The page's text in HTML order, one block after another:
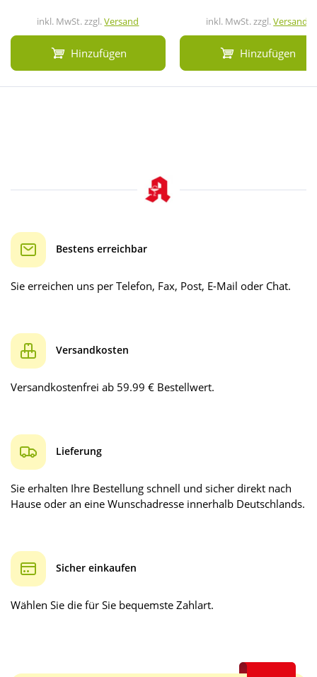
inkl. MwSt. zzgl.Versand
Hinzufügen
inkl. MwSt. zzgl.Versand
Hinzufügen
Bestens erreichbar
Sie erreichen uns per Telefon, Fax, Post, E-Mail oder Chat.
Versandkosten
Versandkostenfrei ab 59.99 € Bestellwert.
Lieferung
Sie erhalten Ihre Bestellung schnell und sicher direkt nach
Hause oder an eine Wunschadresse innerhalb Deutschlands.
Sicher einkaufen
Wählen Sie die für Sie bequemste Zahlart.